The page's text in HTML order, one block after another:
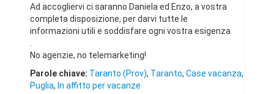
Ad accogliervi ci saranno Daniela ed Enzo, a vostra
completa disposizione, per darvi tutte le
informazioni utili e soddisfare ogni vostra esigenza
No agenzie, no telemarketing!
Parole chiave: Taranto (Prov), Taranto, Case vacanza,
Puglia, In affitto per vacanze